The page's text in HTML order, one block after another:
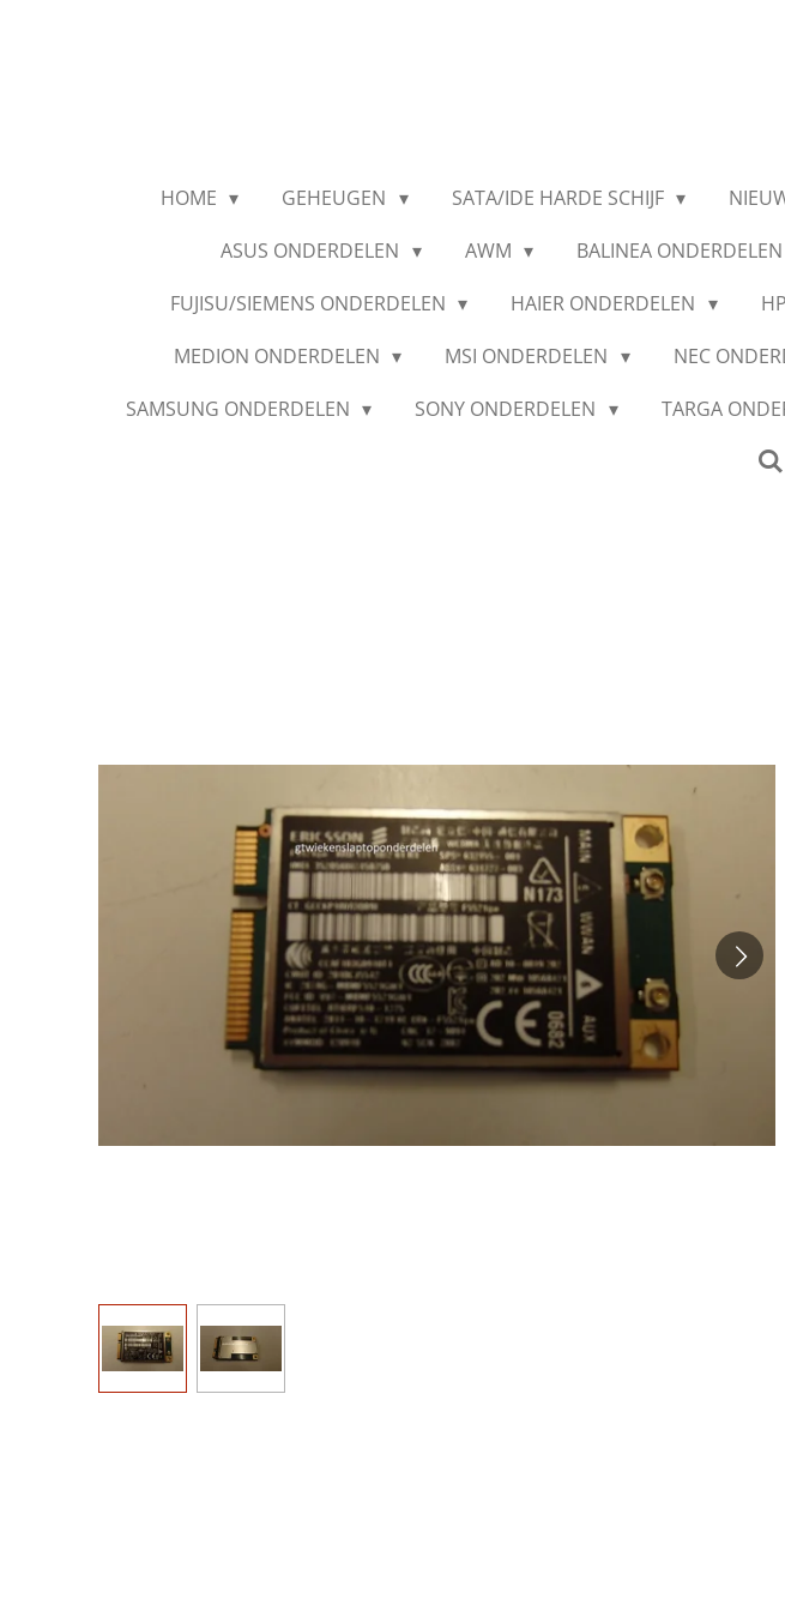
HOME GEHEUGEN SATA/IDE HARDE SCHIJF
ASUS ONDERDELEN
AWM BALINEA ONDERDELEN
FUJISU/SIEMENS ONDERDELEN
HAIER ONDERDELEN
MEDION ONDERDELEN
MSI ONDERDELEN NEC
SAMSUNG ONDERDELEN
SONY ONDERDELEN TARGA